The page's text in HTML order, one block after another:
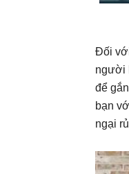
Đối
người
để
bạn
ngại